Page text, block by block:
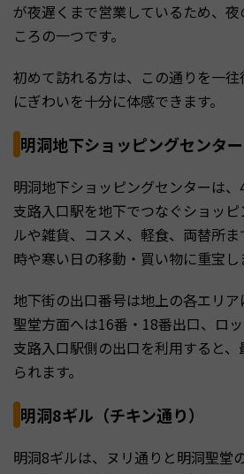
が夜遅くまで営業しているため、
ころの一つです。
初めて訪れる方は、この通りを一
にぎわいを十分に体感できます。
明洞地下ショッピングセンター
明洞地下ショッピングセンターは
支路入口駅を地下でつなぐショッ
ルや雑貨、コスメ、軽食、両替所
時や寒い日の移動・買い物に重宝し
地下街の出口番号は地上の各エリ
聖堂方面へは16番・18番出口、ロ
支路入口駅側の出口を利用すると
られます。
明洞8ギル（チキン通り）
明洞8ギルは、ヌリ通りと明洞聖堂